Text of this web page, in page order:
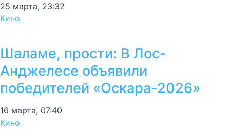
25 марта, 23:32
Кино
Шаламе, прости: В Лос-
Анджелесе объявили
победителей «Оскара-2026»
16 марта, 07:40
Кино